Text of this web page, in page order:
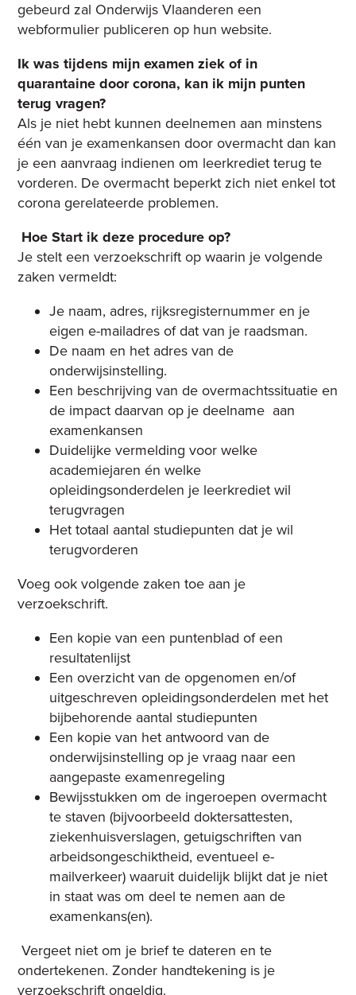
gebeurd zal Onderwijs Vlaanderen een
webformulier publiceren op hun website.
Ik was tijdens mijn examen ziek of in
quarantaine door corona, kan ik mijn punten
terug vragen?
Als je niet hebt kunnen deelnemen aan minstens
één van je examenkansen door overmacht dan kan
je een aanvraag indienen om leerkrediet terug te
vorderen. De overmacht beperkt zich niet enkel tot
corona gerelateerde problemen.
Hoe Start ik deze procedure op?
Je stelt een verzoekschrift op waarin je volgende
zaken vermeldt:
Je naam, adres, rijksregisternummer en je
eigen e-mailadres of dat van je raadsman.
De naam en het adres van de
onderwijsinstelling.
Een beschrijving van de overmachtssituatie en
de impact daarvan op je deelname aan
examenkansen
Duidelijke vermelding voor welke
academiejaren én welke
opleidingsonderdelen je leerkrediet wil
terugvragen
Het totaal aantal studiepunten dat je wil
terugvorderen
Voeg ook volgende zaken toe aan je
verzoekschrift.
Een kopie van een puntenblad of een
resultatenlijst
Een overzicht van de opgenomen en/of
uitgeschreven opleidingsonderdelen met het
bijbehorende aantal studiepunten
Een kopie van het antwoord van de
onderwijsinstelling op je vraag naar een
aangepaste examenregeling
Bewijsstukken om de ingeroepen overmacht
te staven (bijvoorbeeld doktersattesten,
ziekenhuisverslagen, getuigschriften van
arbeidsongeschiktheid, eventueel e-
mailverkeer) waaruit duidelijk blijkt dat je niet
in staat was om deel te nemen aan de
examenkans(en).
Vergeet niet om je brief te dateren en te
ondertekenen. Zonder handtekening is je
verzoekschrift ongeldig.